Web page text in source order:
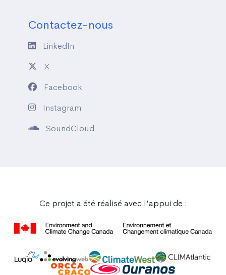
Contactez-nous
LinkedIn
X
Facebook
Instagram
SoundCloud
Ce projet a été réalisé avec l’appui de :